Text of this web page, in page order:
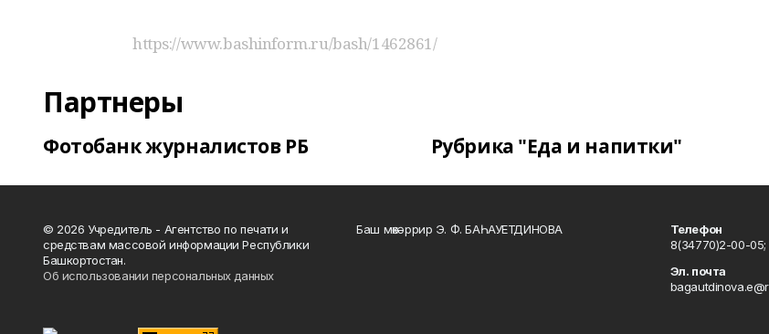
https://www.bashinform.ru/bash/1462861/
Партнеры
Фотобанк журналистов РБ Рубрика "Еда и напитки"
© 2026 Учредитель - Агентство по печати и
средствам массовой информации Республики
Башкортостан.
Об использовании персональных данных
Баш мөхәррир Э. Ф. БАҺАУЕТДИНОВА
Телефон
8(34770)2-00-
Эл. почта